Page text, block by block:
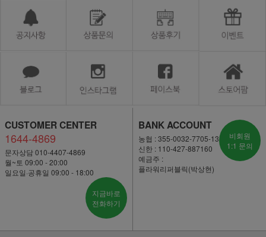
CUSTOMER CENTER
1644-4869
문자상담 010-4407-4869
월~토 09:00 - 20:00
일요일·공휴일 09:00 - 18:00
지금바로
전화하기
BANK ACCOUNT
농협 : 355-0032-7705-13
신한 : 110-427-887160
예금주 :
플라워리퍼블릭(박상현)
비회원
1:1 문의